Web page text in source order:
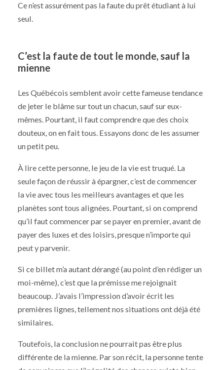
Ce n’est assurément pas la faute du prêt étudiant à lui
seul.
C’est la faute de tout le monde, sauf la
mienne
Les Québécois semblent avoir cette fameuse tendance
de jeter le blâme sur tout un chacun, sauf sur eux-
mêmes. Pourtant, il faut comprendre que des choix
douteux, on en fait tous. Essayons donc de les assumer
un petit peu.
À lire cette personne, le jeu de la vie est truqué. La
seule façon de réussir à épargner, c’est de commencer
la vie avec tous les meilleurs avantages et que les
planètes sont tous alignées. Pourtant, si on comprend
qu’il faut commencer par se payer en premier, avant de
payer des luxes et des loisirs, presque n’importe qui
peut y parvenir.
Si ce billet m’a autant dérangé (au point d’en rédiger un
moi-même), c’est que la prémisse me rejoignait
beaucoup. J’avais l’impression d’avoir écrit les
premières lignes, tellement nos situations ont déjà été
similaires.
Toutefois, la conclusion ne pourrait pas être plus
différente de la mienne. Par son récit, la personne tente